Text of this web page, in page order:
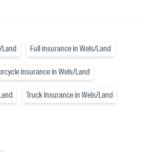
Full insurance in Wels/Land
insurance in Wels/Land
Truck insurance in Wels/Land